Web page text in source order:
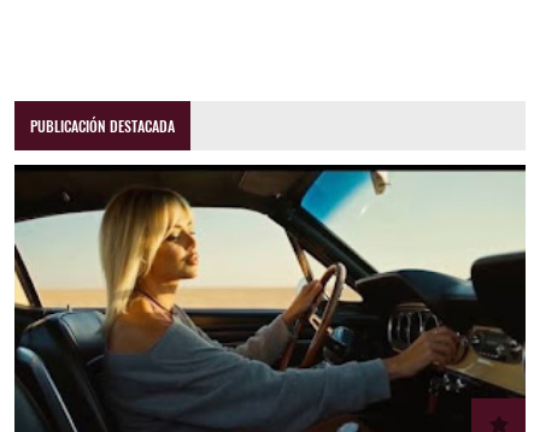
PUBLICACIÓN DESTACADA